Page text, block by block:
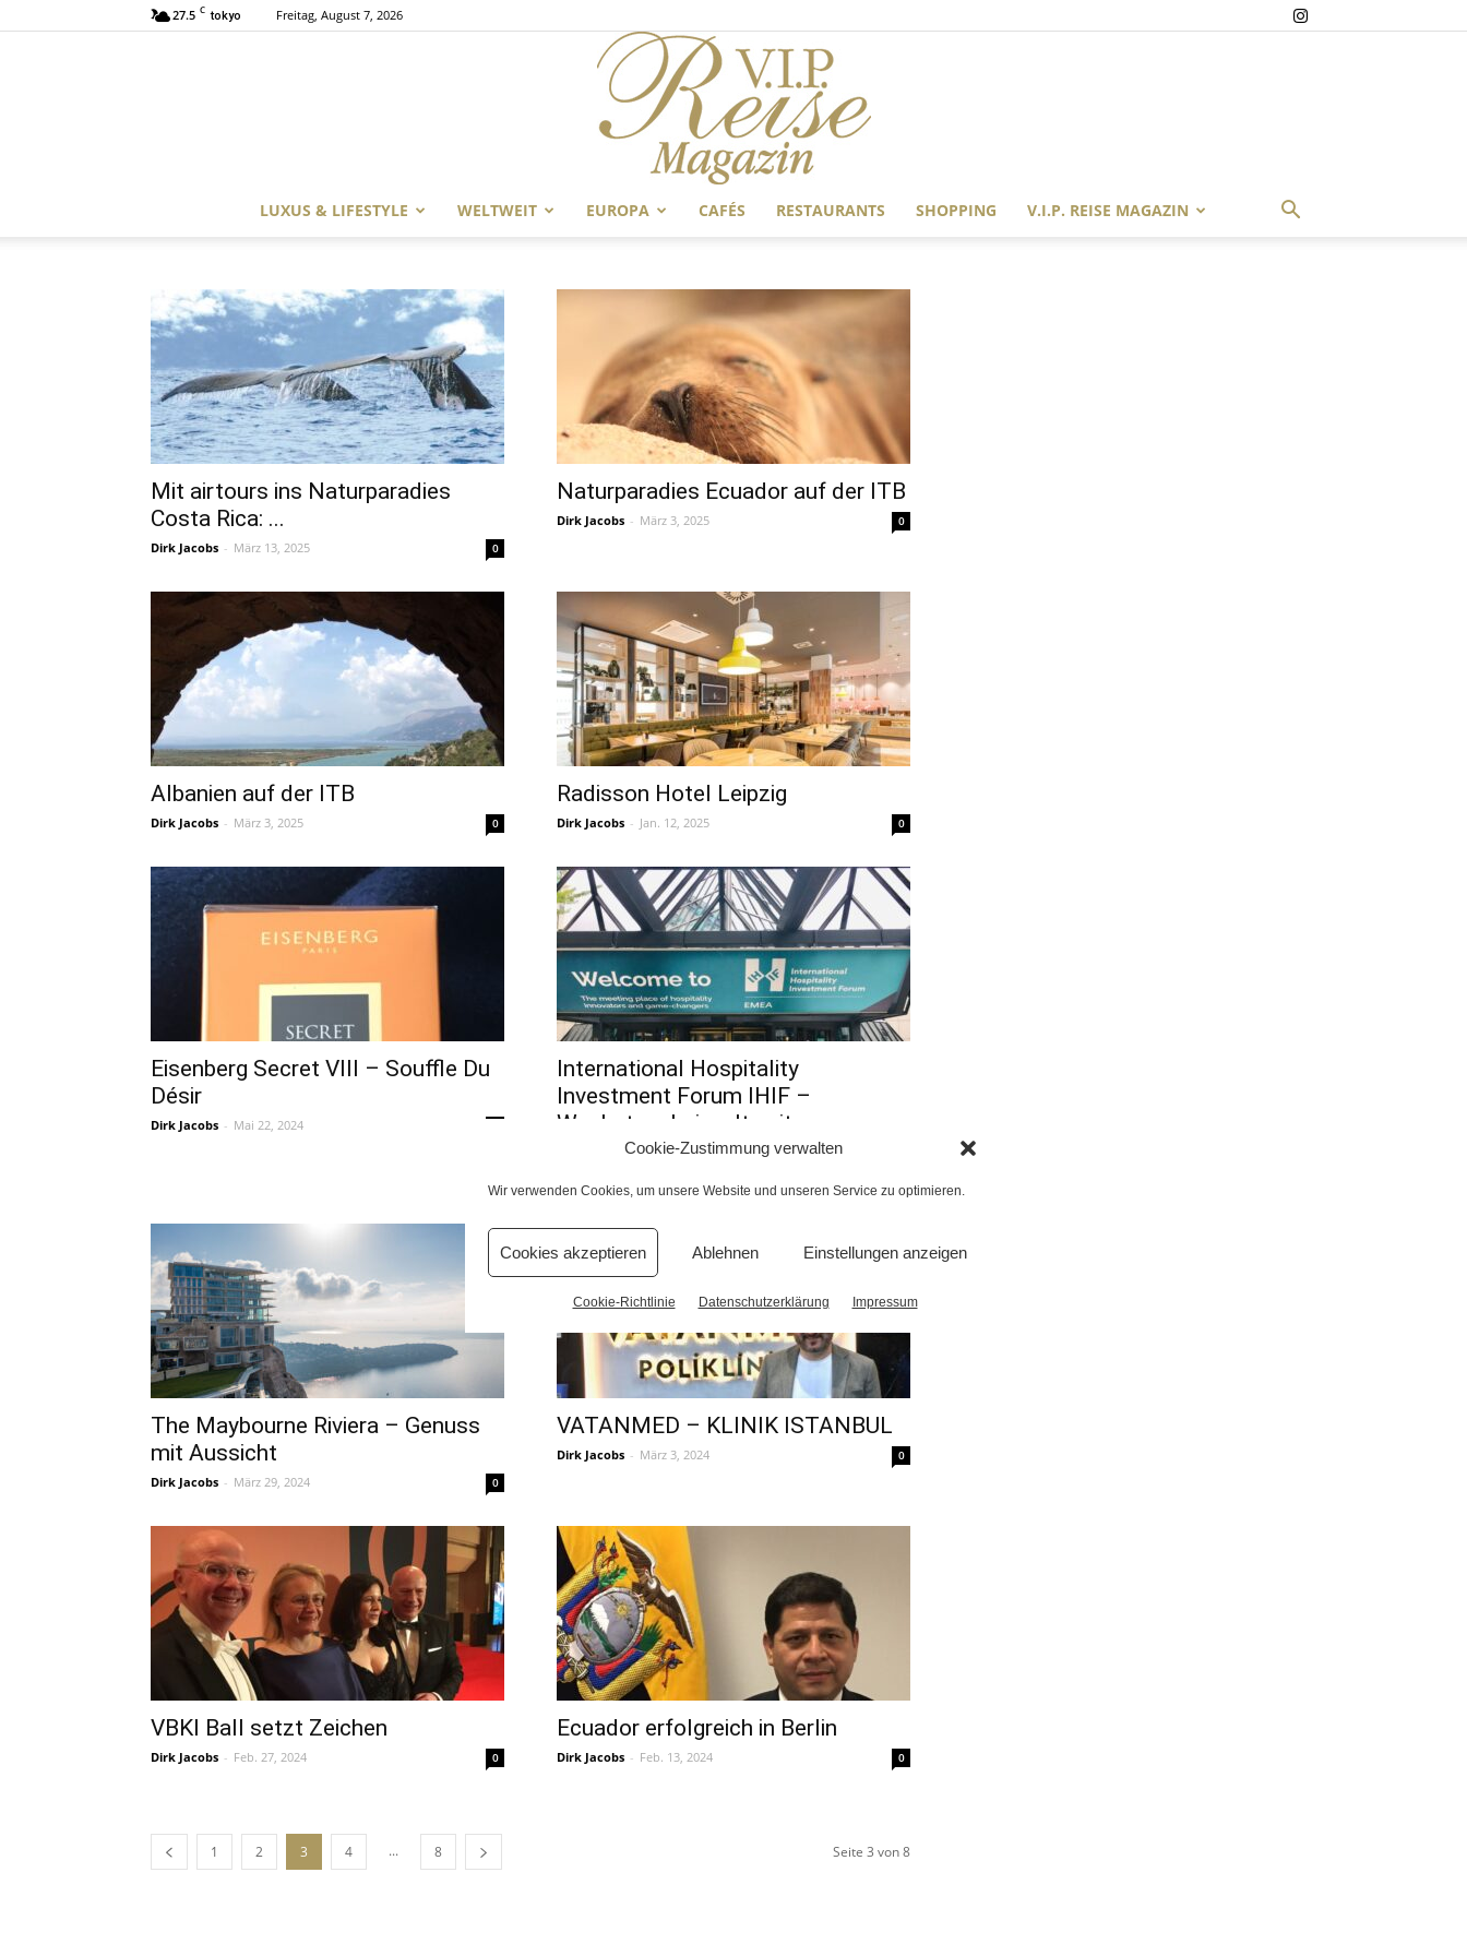
Cookie-Zustimmung verwalten
Wir verwenden Cookies, um unsere Website und unseren Service zu optimieren.
Cookies akzeptieren Ablehnen Einstellungen anzeigen
Cookie-Richtlinie Datenschutzerklärung Impressum
27.5 C tokyo Freitag, August 7, 2026
Reise
LUXUS & LIFESTYLE WELTWEIT EUROPA CAFÉS RESTAURANTS SHOPPING V.I.P. REISE MAGAZIN
Mit airtours ins Naturparadies
Costa Rica: ...
Dirk Jacobs - März 13, 2025 0
Naturparadies Ecuador auf der ITB
Dirk Jacobs - März 3, 2025 0
Albanien auf der ITB
Dirk Jacobs - März 3, 2025 0
Radisson Hotel Leipzig
Dirk Jacobs - Jan. 12, 2025 0
Eisenberg Secret VIII – Souffle Du
Désir
Dirk Jacobs - Mai 22, 2024
International Hospitality
Investment Forum IHIF –
Wachstum bei weltweiten
Hotelinvestitionen
The Maybourne Riviera – Genuss
mit Aussicht
Dirk Jacobs - März 29, 2024 0
VATANMED – KLINIK ISTANBUL
Dirk Jacobs - März 3, 2024 0
VBKI Ball setzt Zeichen
Dirk Jacobs - Feb. 27, 2024 0
Ecuador erfolgreich in Berlin
Dirk Jacobs - Feb. 13, 2024 0
1 2 3 4 ... 8 Seite 3 von 8